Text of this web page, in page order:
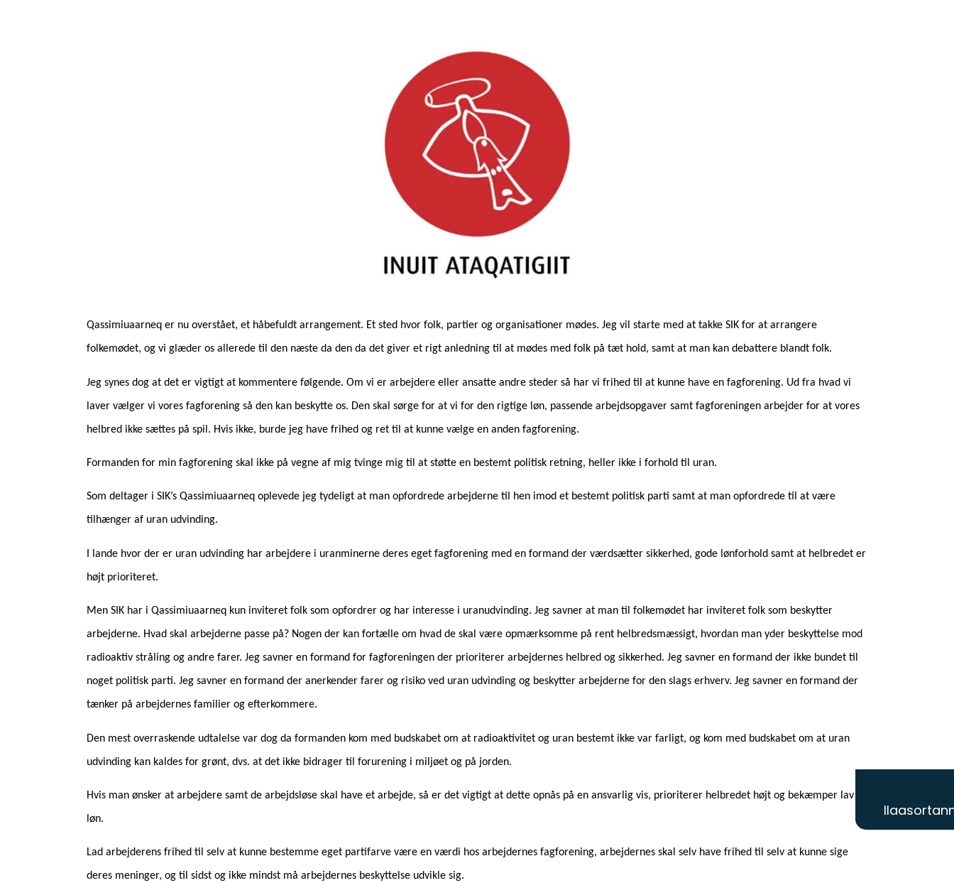
Qassimiuaarneq er nu overstået, et håbefuldt arrangement. Et sted hvor folk, partier og organisationer mødes. Jeg vil starte med at takke SIK for at arrangere
folkemødet, og vi glæder os allerede til den næste da den da det giver et rigt anledning til at mødes med folk på tæt hold, samt at man kan debattere blandt folk.
Jeg synes dog at det er vigtigt at kommentere følgende. Om vi er arbejdere eller ansatte andre steder så har vi frihed til at kunne have en fagforening. Ud fra hvad vi
laver vælger vi vores fagforening så den kan beskytte os. Den skal sørge for at vi for den rigtige løn, passende arbejdsopgaver samt fagforeningen arbejder for at vores
helbred ikke sættes på spil. Hvis ikke, burde jeg have frihed og ret til at kunne vælge en anden fagforening.
Formanden for min fagforening skal ikke på vegne af mig tvinge mig til at støtte en bestemt politisk retning, heller ikke i forhold til uran.
Som deltager i SIK’s Qassimiuaarneq oplevede jeg tydeligt at man opfordrede arbejderne til hen imod et bestemt politisk parti samt at man opfordrede til at være
tilhænger af uran udvinding.
I lande hvor der er uran udvinding har arbejdere i uranminerne deres eget fagforening med en formand der værdsætter sikkerhed, gode lønforhold samt at helbredet er
højt prioriteret.
Men SIK har i Qassimiuaarneq kun inviteret folk som opfordrer og har interesse i uranudvinding. Jeg savner at man til folkemødet har inviteret folk som beskytter
arbejderne. Hvad skal arbejderne passe på? Nogen der kan fortælle om hvad de skal være opmærksomme på rent helbredsmæssigt, hvordan man yder beskyttelse mod
radioaktiv stråling og andre farer. Jeg savner en formand for fagforeningen der prioriterer arbejdernes helbred og sikkerhed. Jeg savner en formand der ikke bundet til
noget politisk parti. Jeg savner en formand der anerkender farer og risiko ved uran udvinding og beskytter arbejderne for den slags erhverv. Jeg savner en formand der
tænker på arbejdernes familier og efterkommere.
Den mest overraskende udtalelse var dog da formanden kom med budskabet om at radioaktivitet og uran bestemt ikke var farligt, og kom med budskabet om at uran
udvinding kan kaldes for grønt, dvs. at det ikke bidrager til forurening i miljøet og på jorden.
Hvis man ønsker at arbejdere samt de arbejdsløse skal have et arbejde, så er det vigtigt at dette opnås på en ansvarlig vis, prioriterer helbredet højt og bekæmper lav
løn.
Lad arbejderens frihed til selv at kunne bestemme eget partifarve være en værdi hos arbejdernes fagforening, arbejdernes skal selv have frihed til selv at kunne sige
deres meninger, og til sidst og ikke mindst må arbejdernes beskyttelse udvikle sig.